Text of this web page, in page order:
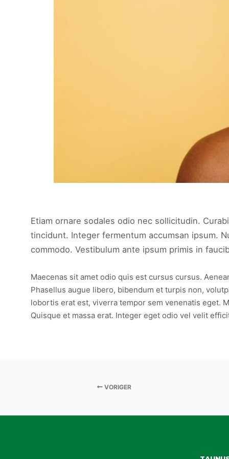
Etiam ornare sodales odio nec sollicitudin.
tincidunt. Integer fermentum accumsan ipsum.
commodo. Vestibulum ante ipsum primis in
Maecenas sit amet odio quis est cursus cursus.
Phasellus augue libero, bibendum et turpis non,
lobortis erat est, viverra tempor sem venenatis eget.
Quisque et massa erat. Integer eget odio vel velit
VORIGER